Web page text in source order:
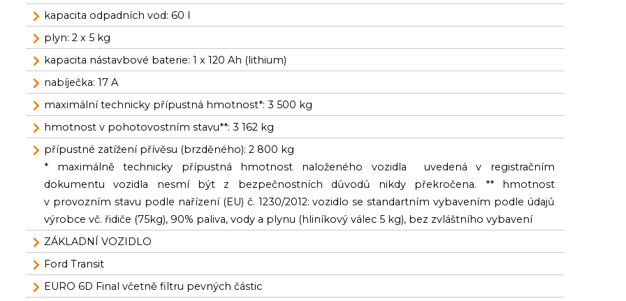
kapacita odpadních vod: 60 l
plyn: 2 x 5 kg
kapacita nástavbové baterie: 1 x 120 Ah (lithium)
nabíječka: 17 A
maximální technicky přípustná hmotnost*: 3 500 kg
hmotnost v pohotovostním stavu**: 3 162 kg
přípustné zatížení přívěsu (brzděného): 2 800 kg
* maximálně technicky přípustná hmotnost naloženého vozidla uvedená v registračním
dokumentu vozidla nesmí být z bezpečnostních důvodů nikdy překročena. ** hmotnost
v provozním stavu podle nařízení (EU) č. 1230/2012: vozidlo se standartním vybavením podle údajů
výrobce vč. řidiče (75kg), 90% paliva, vody a plynu (hliníkový válec 5 kg), bez zvláštního vybavení
ZÁKLADNÍ VOZIDLO
Ford Transit
EURO 6D Final včetně filtru pevných částic